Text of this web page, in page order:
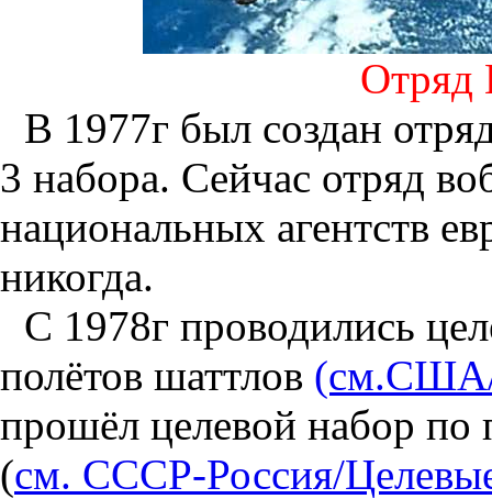
Отряд
В 1977г был создан
3 набора. Сейчас отряд
национальных агентств
никогда.
С 1978г проводились
полётов шаттлов (см.США/
прошёл целевой набор
(см. СССР-Россия/